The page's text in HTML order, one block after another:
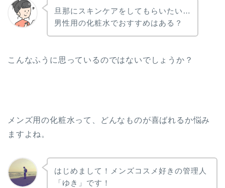
旦那にスキンケアをしてもらいたい…
男性用の化粧水でおすすめはある？
こんなふうに思っているのではないでしょうか？
メンズ用の化粧水って、どんなものが喜ばれるか悩み
ますよね。
はじめまして！メンズコスメ好きの管理人
「ゆき」です！